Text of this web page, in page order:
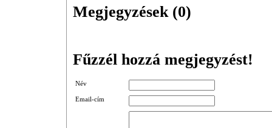
Megjegyzések (0)
Fűzzél hozzá megjegyzést!
Név
Email-cím